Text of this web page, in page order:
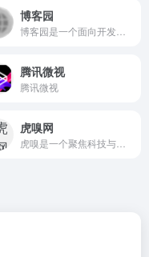
博客园
腾讯微视
腾讯微视
虎嗅网